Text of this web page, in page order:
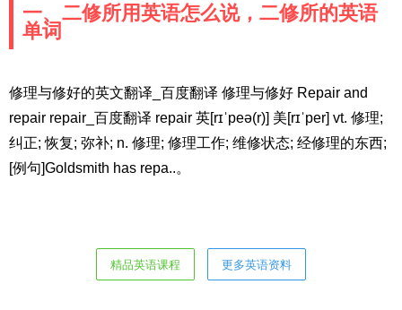
一、二修所用英语怎么说，二修所的英语
单词
修理与修好的英文翻译_百度翻译 修理与修好 Repair and
repair repair_百度翻译 repair 英[rɪˈpeə(r)] 美[rɪˈper] vt. 修理;
纠正; 恢复; 弥补; n. 修理; 修理工作; 维修状态; 经修理的东西;
[例句]Goldsmith has repa..。
精品英语课程 更多英语资料